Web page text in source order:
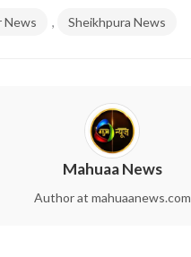
News , Sheikhpura News
Mahuaa News
Author at mahuaanews.com